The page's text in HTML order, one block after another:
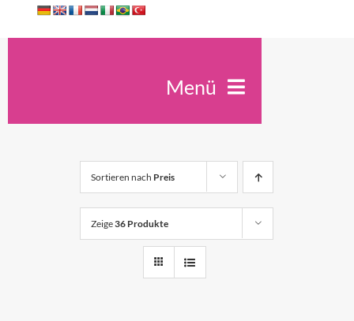
Menü
Spirit Antiqua
Unterricht
Trauerfeiern
Sortieren nach Preis
Zeige36 Produkte